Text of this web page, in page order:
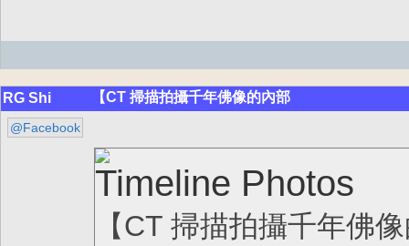
RG Shi 【CT 掃描拍攝千年佛像的內部
@Facebook
Timeline Photos
【CT 掃描拍攝千年佛